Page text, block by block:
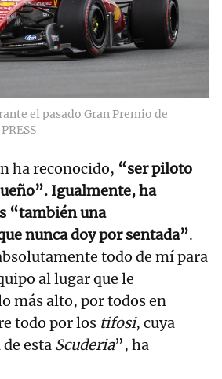
el pasado Gran Premio de
ha reconocido, “ser piloto
Igualmente, ha
“también una
nunca doy por sentada”.
todo de mí para
al lugar que le
más alto, por todos en
todo por los tifosi, cuya
esta Scuderia”, ha